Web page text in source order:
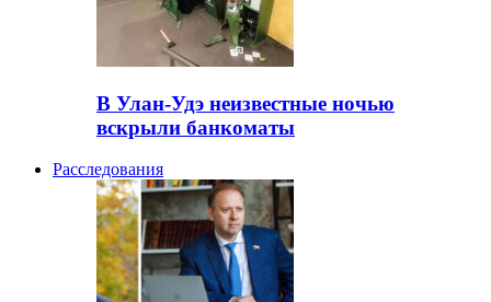
В Улан-Удэ неизвестные ночью
вскрыли банкоматы
Расследования